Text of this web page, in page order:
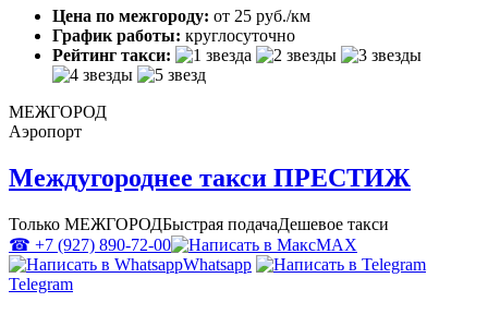
Цена по межгороду: от 25 руб./км
График работы: круглосуточно
Рейтинг такси:
МЕЖГОРОД
Аэропорт
Междугороднее такси ПРЕСТИЖ
Только МЕЖГОРОДБыстрая подачаДешевое такси
☎ +7 (927) 890-72-00
MAX
Whatsapp
Telegram